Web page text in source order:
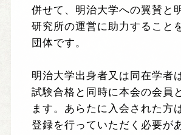
登録案内
会員ページ
お問い合わせ
併せて、明治大学への翼賛と
研究所の運営に助力すること
団体です。
明治大学出身者又は同在学者
試験合格と同時に本会の会員
ます。あらたに入会された方
登録を行っていただく必要が